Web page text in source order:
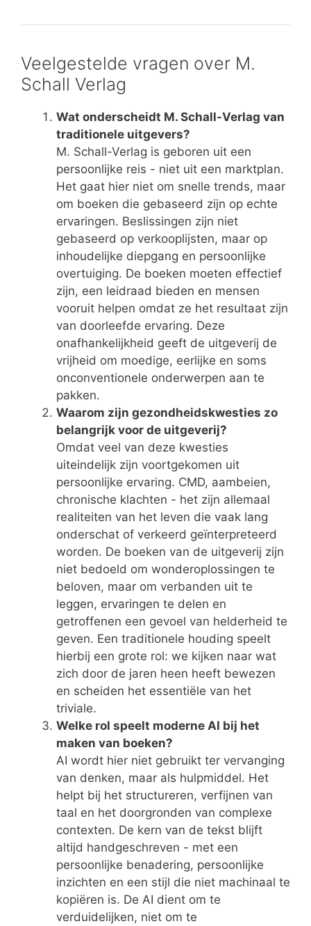
Veelgestelde vragen over M.
Schall Verlag
Wat onderscheidt M. Schall-Verlag van
traditionele uitgevers?
M. Schall-Verlag is geboren uit een
persoonlijke reis - niet uit een marktplan.
Het gaat hier niet om snelle trends, maar
om boeken die gebaseerd zijn op echte
ervaringen. Beslissingen zijn niet
gebaseerd op verkooplijsten, maar op
inhoudelijke diepgang en persoonlijke
overtuiging. De boeken moeten effectief
zijn, een leidraad bieden en mensen
vooruit helpen omdat ze het resultaat zijn
van doorleefde ervaring. Deze
onafhankelijkheid geeft de uitgeverij de
vrijheid om moedige, eerlijke en soms
onconventionele onderwerpen aan te
pakken.
Waarom zijn gezondheidskwesties zo
belangrijk voor de uitgeverij?
Omdat veel van deze kwesties
uiteindelijk zijn voortgekomen uit
persoonlijke ervaring. CMD, aambeien,
chronische klachten - het zijn allemaal
realiteiten van het leven die vaak lang
onderschat of verkeerd geïnterpreteerd
worden. De boeken van de uitgeverij zijn
niet bedoeld om wonderoplossingen te
beloven, maar om verbanden uit te
leggen, ervaringen te delen en
getroffenen een gevoel van helderheid te
geven. Een traditionele houding speelt
hierbij een grote rol: we kijken naar wat
zich door de jaren heen heeft bewezen
en scheiden het essentiële van het
triviale.
Welke rol speelt moderne AI bij het
maken van boeken?
AI wordt hier niet gebruikt ter vervanging
van denken, maar als hulpmiddel. Het
helpt bij het structureren, verfijnen van
taal en het doorgronden van complexe
contexten. De kern van de tekst blijft
altijd handgeschreven - met een
persoonlijke benadering, persoonlijke
inzichten en een stijl die niet machinaal te
kopiëren is. De AI dient om te
verduidelijken, niet om te